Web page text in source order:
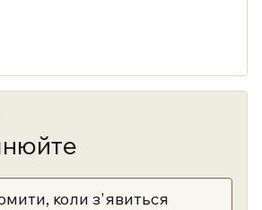
коли з'явиться